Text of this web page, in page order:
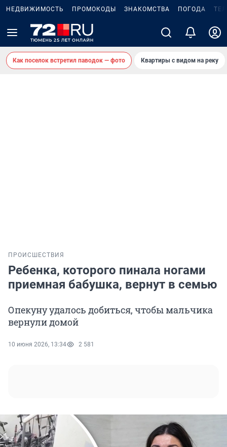
НЕДВИЖИМОСТЬ ПРОМОКОДЫ ЗНАКОМСТВА ПОГОДА
Как поселок встретил паводок — фото Квартиры с видом на реку
ПРОИСШЕСТВИЯ
Ребенка, которого пинала ногами
приемная бабушка, вернут в семью
Опекуну удалось добиться, чтобы мальчика
вернули домой
10 июня 2026, 13:34 2 581